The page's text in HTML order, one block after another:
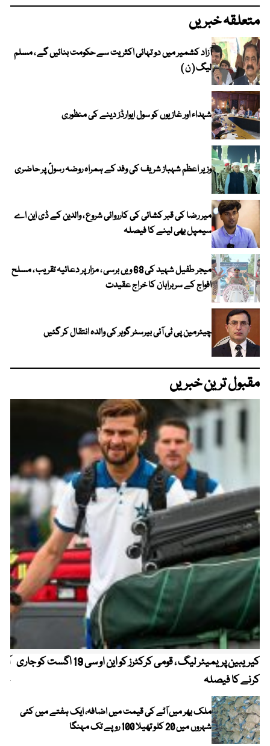
متعلقہ خبریں
آزاد کشمیر میں دو تہائی اکثریت سے حکومت بنائیں گے ، مسلم
لیگ ( ن )
شہداء اور غازیوں کو سول ایوارڈز دینے کی منظوری
وزیر اعظم شہباز شریف کی وفد کے ہمراہ روضہ رسولؐ پر حاضری
میر رضا کی قبر کشائی کی کارروائی شروع ، والدین کے ڈی این اے
سیمپل بھی لینے کا فیصلہ
میجر طفیل شہید کی 68 ویں برسی ، مزار پر دعائیہ تقریب ، مسلح
افواج کے سربراہان کا خراج عقیدت
چیئرمین پی ٹی آئی بیرسٹر گوہر کی والدہ انتقال کر گئیں
مقبول ترین خبریں
کیریبین پریمیئر لیگ ، قومی کرکٹرز کو این او سی 19 اگست کو جاری
کرنے کا فیصلہ
ملک بھر میں آٹے کی قیمت میں اضافہ، ایک ہفتے میں کئی
شہروں میں 20 کلو تھیلا 100 روپے تک مہنگا